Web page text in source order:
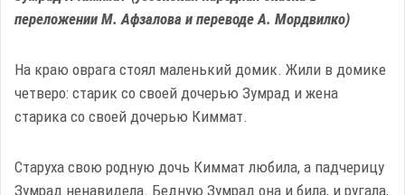
переложении М. Афзалова и переводе А. Мордвилко)
На краю оврага стоял маленький домик. Жили в домике
четверо: старик со своей дочерью Зумрад и жена
старика со своей дочерью Киммат.
Старуха свою родную дочь Киммат любила, а падчерицу
Зумрад ненавидела. Бедную Зумрад она и била, и ругала,